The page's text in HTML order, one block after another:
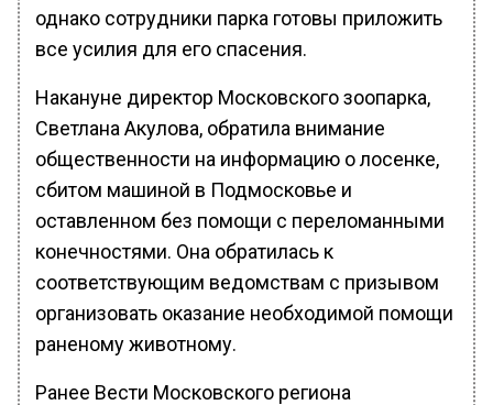
однако сотрудники парка готовы приложить
все усилия для его спасения.
Накануне директор Московского зоопарка,
Светлана Акулова, обратила внимание
общественности на информацию о лосенке,
сбитом машиной в Подмосковье и
оставленном без помощи с переломанными
конечностями. Она обратилась к
соответствующим ведомствам с призывом
организовать оказание необходимой помощи
раненому животному.
Ранее Вести Московского региона